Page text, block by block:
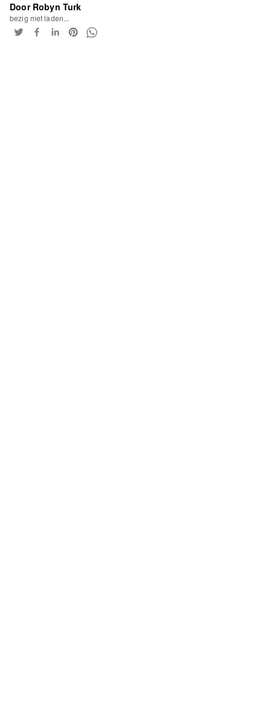
Door Robyn Turk
bezig met laden...